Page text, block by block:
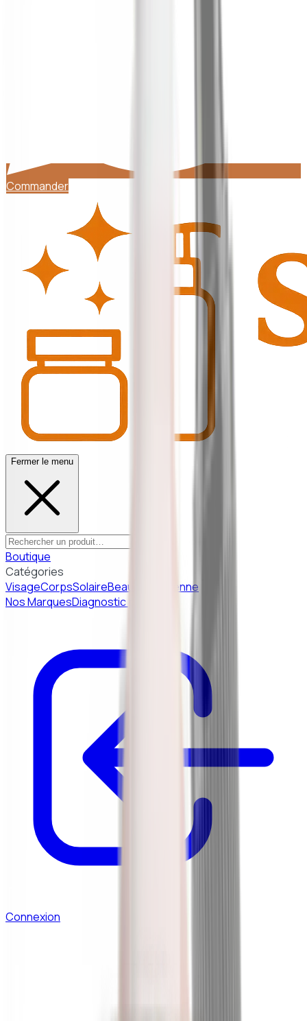
Commander
Fermer le menu
Boutique
Catégories
VisageCorpsSolaireBeauté Coréenne
Nos MarquesDiagnostic peau
Connexion